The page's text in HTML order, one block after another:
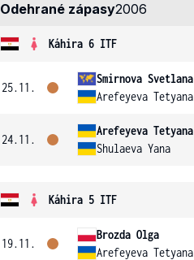
Odehrané zápasy2006
Káhira 6 ITF
25.11.
Smirnova Svetlana
Arefeyeva Tetyana
24.11.
Arefeyeva Tetyana
Shulaeva Yana
Káhira 5 ITF
19.11.
Brozda Olga
Arefeyeva Tetyana